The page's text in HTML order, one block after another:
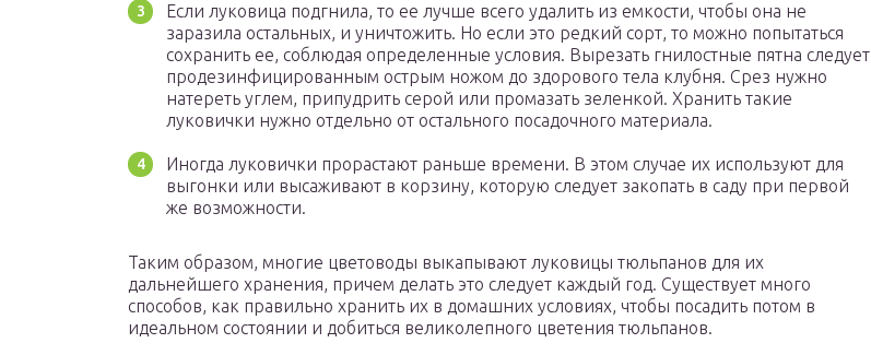
Если луковица подгнила, то ее лучше всего удалить из емкости, чтобы она не
заразила остальных, и уничтожить. Но если это редкий сорт, то можно попытаться
сохранить ее, соблюдая определенные условия. Вырезать гнилостные пятна следует
продезинфицированным острым ножом до здорового тела клубня. Срез нужно
натереть углем, припудрить серой или промазать зеленкой. Хранить такие
луковички нужно отдельно от остального посадочного материала.
Иногда луковички прорастают раньше времени. В этом случае их используют для
выгонки или высаживают в корзину, которую следует закопать в саду при первой
же возможности.
Таким образом, многие цветоводы выкапывают луковицы тюльпанов для их
дальнейшего хранения, причем делать это следует каждый год. Существует много
способов, как правильно хранить их в домашних условиях, чтобы посадить потом в
идеальном состоянии и добиться великолепного цветения тюльпанов.